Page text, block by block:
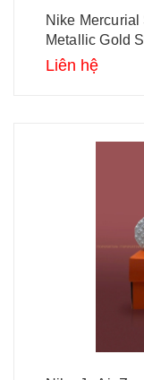
Nike
Metallic Gold
Liên hệ